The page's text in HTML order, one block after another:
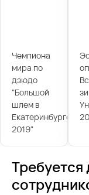
Чемпиона
мира по
дзюдо
"Большой
шлем в
Екатеринбурге
2019"
Требуется